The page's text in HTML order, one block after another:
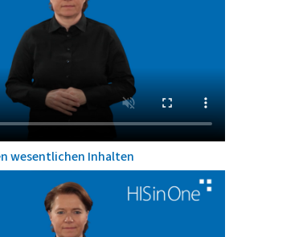
wesentlichen Inhalten